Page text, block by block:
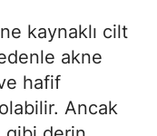
kaynaklı cilt
akne
hafif
Ancak